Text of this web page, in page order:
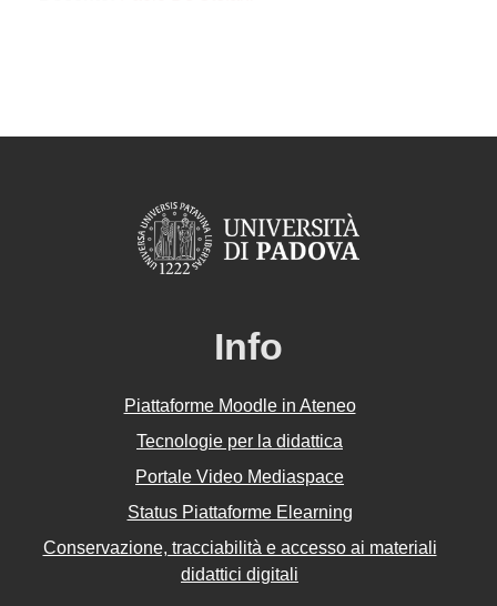
Info
Piattaforme Moodle in Ateneo
Tecnologie per la didattica
Portale Video Mediaspace
Status Piattaforme Elearning
Conservazione, tracciabilità e accesso ai materiali
didattici digitali